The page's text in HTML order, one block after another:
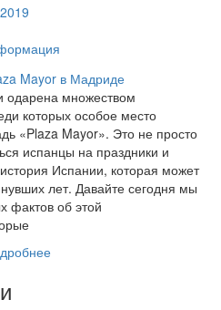
одарена множеством
которых особое место
«Plaza Mayor». Это не просто
испанцы на праздники и
Испании, которая может
лет. Давайте сегодня мы
фактов об этой